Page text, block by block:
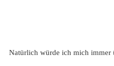
Natürlich würde ich mich immer